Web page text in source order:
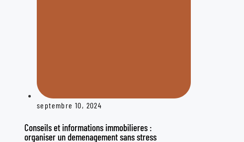
septembre 10, 2024
Conseils et informations immobilieres :
organiser un demenagement sans stress